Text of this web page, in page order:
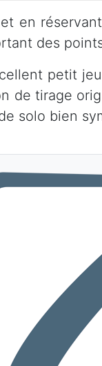
en
des
petit
de tirage
solo bien